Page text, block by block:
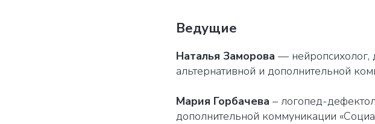
Ведущие
Наталья Заморова — нейропсихолог,
альтернативной и дополнительной
Мария Горбачева – логопед-
дополнительной коммуникации